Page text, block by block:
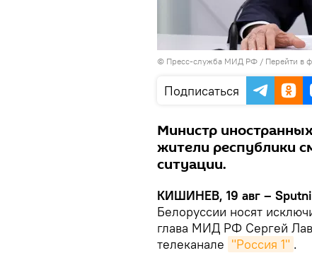
© Пресс-служба МИД РФ / Перейти в
Подписаться
Министр
жители республики
ситуации.
КИШИНЕВ, 19 авг –
Белоруссии носят
глава МИД РФ Сергей
телеканале "Россия 1" .